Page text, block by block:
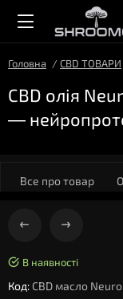
Головна CBD ТОВАРИ
CBD олія
—
Все про товар
В наявності
Код: CBD масло